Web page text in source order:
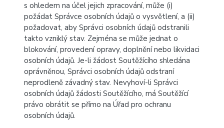
s ohledem na účel jejich zpracování, může (i)
požádat Správce osobních údajů o vysvětlení, a (ii)
požadovat, aby Správci osobních údajů odstranili
takto vzniklý stav. Zejména se může jednat o
blokování, provedení opravy, doplnění nebo likvidaci
osobních údajů. Je-li žádost Soutěžícího shledána
oprávněnou, Správci osobních údajů odstraní
neprodleně závadný stav. Nevyhoví-li Správci
osobních údajů žádosti Soutěžícího, má Soutěžící
právo obrátit se přímo na Úřad pro ochranu
osobních údajů.